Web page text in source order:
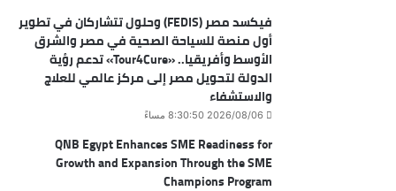
فيكسد مصر (FEDIS) وحلول تتشاركان في تطوير
أول منصة للسياحة الصحية في مصر والشرق
الأوسط وأفريقيا.. «Tour4Cure» تدعم رؤية
الدولة لتحويل مصر إلى مركز عالمي للعلاج
والاستشفاء
2026/08/06 8:30:50 مساءً
QNB Egypt Enhances SME Readiness for
Growth and Expansion Through the SME
Champions Program